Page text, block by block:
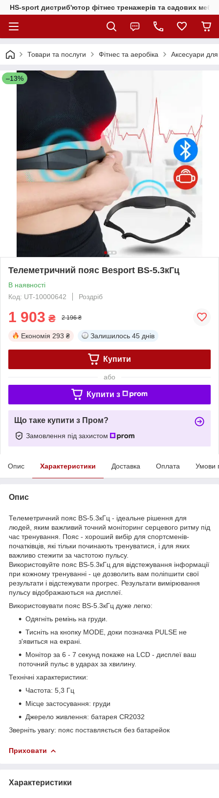
HS-sport дистриб'ютор фітнес тренажерів та садових
Товари та послуги Фітнес та аеробіка Аксесуари
–13%
Телеметричний пояс Besport BS-5.3кГц
В наявності
Код: UT-10000642
Роздріб
1 903 ₴ 2 196 ₴
Економія 293 ₴ Залишилось 45 днів
Купити
або
Купити з
Що таке купити з Пром?
Замовлення під захистом
Опис Характеристики Доставка Оплата Умови
Опис
Телеметричний пояс BS-5.3кГц - ідеальне рішення для
людей, яким важливий точний моніторинг серцевого ритму під
час тренування. Пояс - хороший вибір для спортсменів-
початківців, які тільки починають тренуватися, і для яких
важливо стежити за частотою пульсу.
Використовуйте пояс BS-5.3кГц для відстежування інформації
при кожному тренуванні - це дозволить вам поліпшити свої
результати і відстежувати прогрес. Результати вимірювання
пульсу відображаються на дисплеї.
Використовувати пояс BS-5.3кГц дуже легко:
Одягніть ремінь на груди.
Тисніть на кнопку MODE, доки позначка PULSE не
з'явиться на екрані.
Монітор за 6 - 7 секунд покаже на LCD - дисплеї ваш
поточний пульс в ударах за хвилину.
Технічні характеристики:
Частота: 5,3 Гц
Місце застосування: груди
Джерело живлення: батарея CR2032
Зверніть увагу: пояс поставляється без батарейок
Приховати
Характеристики